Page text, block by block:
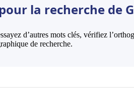
la recherche de
d’autres mots clés, vérifiez
de recherche.